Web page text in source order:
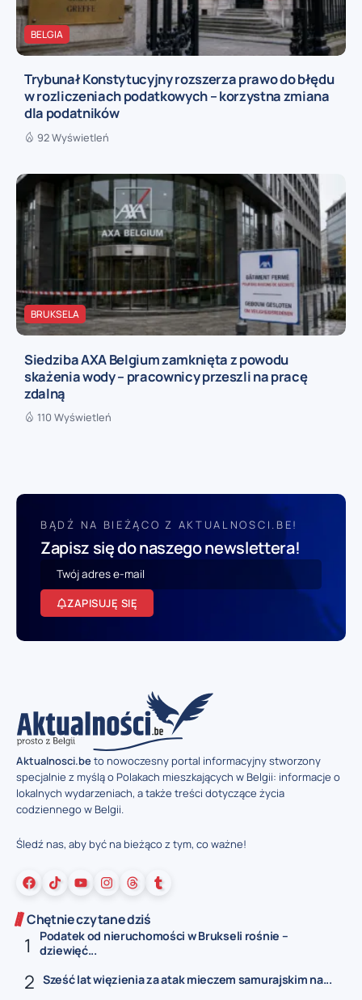
BELGIA
Trybunał Konstytucyjny rozszerza prawo do błędu
w rozliczeniach podatkowych – korzystna zmiana
dla podatników
92 Wyświetleń
BRUKSELA
Siedziba AXA Belgium zamknięta z powodu
skażenia wody – pracownicy przeszli na pracę
zdalną
110 Wyświetleń
BĄDŹ NA BIEŻĄCO Z AKTUALNOSCI.BE!
Zapisz się do naszego newslettera!
ZAPISUJĘ SIĘ
Aktualnosci.beto nowoczesny portal informacyjny stworzony
specjalnie z myślą o Polakach mieszkających w Belgii: informacje o
lokalnych wydarzeniach, a także treści dotyczące życia
codziennego w Belgii.
Śledź nas, aby być na bieżąco z tym, co ważne!
Chętnie czytane dziś
Podatek od nieruchomości w Brukseli rośnie –
dziewięć...
Sześć lat więzienia za atak mieczem samurajskim na...